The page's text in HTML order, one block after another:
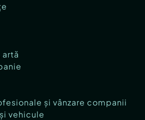
și vânzare companii
vehicule